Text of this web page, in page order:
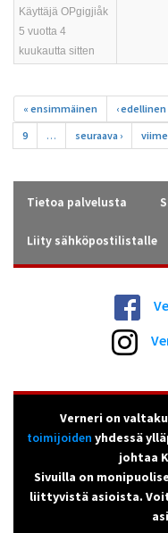
Käyttäjä OPgigjiåk
5 vuotta 4
kuukautta sitten
Sivut
« ensimmäinen ‹ edellinen
9
… seuraava ›
Tietoa palvelusta
Liity sähköpostilistalle
Verneri on
toimijoiden yhdessä
johtaa
Sivuilla on
liittyvistä asioista. Voit